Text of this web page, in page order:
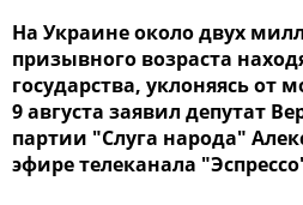
На Украине около двух
призывного возраста
государства, уклоняясь от
9 августа заявил депутат
партии "Слуга народа"
эфире телеканала